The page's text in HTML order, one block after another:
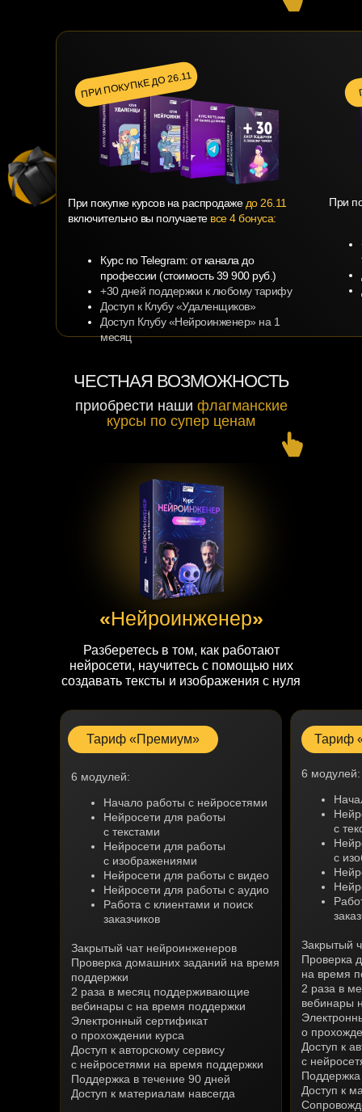
При покупке курсов на распродаже до 26.11
включительно вы получаете все 4 бонуса:
Курс по Telegram: от канала до
профессии (стоимость 39 900 руб.)
+30 дней поддержки к любому тарифу
Доступ к Клубу «Удаленщиков»
Доступ Клубу «Нейроинженер» на 1
месяц
При
ПРИ ПОКУПКЕ ДО 26.11
ЧЕСТНАЯ ВОЗМОЖНОСТЬ
приобрести наши флагманские
курсы по супер ценам
«Нейроинженер»
Разберетесь в том, как работают
нейросети, научитесь с помощью них
создавать тексты и изображения с нуля
6 модулей:
с
с
Закрытый
Проверка
на время
2 раза в
вебинары
о
Доступ к
с
Доступ к
6 модулей:
Начало работы с нейросетями
Нейросети для работы
с текстами
Нейросети для работы
с изображениями
Нейросети для работы с видео
Нейросети для работы с аудио
Работа с клиентами и поиск
заказчиков
Закрытый чат нейроинженеров
Проверка домашних заданий на время
поддержки
2 раза в месяц поддерживающие
вебинары с на время поддержки
Электронный сертификат
о прохождении курса
Доступ к авторскому сервису
с нейросетями на время поддержки
Поддержка в течение 90 дней
Доступ к материалам навсегда
Тариф «Премиум» Тариф